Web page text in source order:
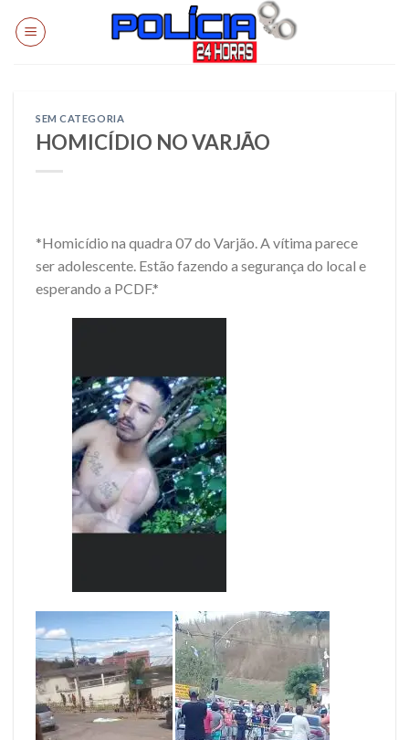
SEM CATEGORIA
HOMICÍDIO NO VARJÃO
*Homicídio na quadra 07 do Varjão. A vítima parece
ser adolescente. Estão fazendo a segurança do local e
esperando a PCDF.*